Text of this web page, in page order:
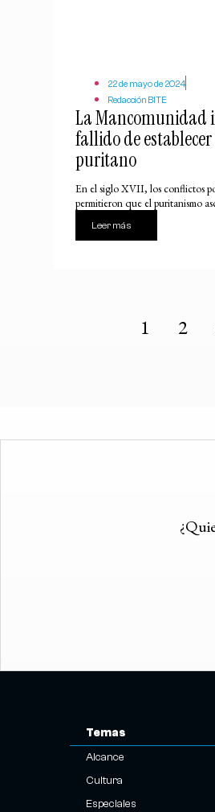
22 de mayo de 2024
Redacción BITE
La Mancomunidad
fallido de
puritano
En el siglo XVII, los conflictos
permitieron que el puritanismo
Leer más
1 2
Temas
Alcance
Cultura
Especiales